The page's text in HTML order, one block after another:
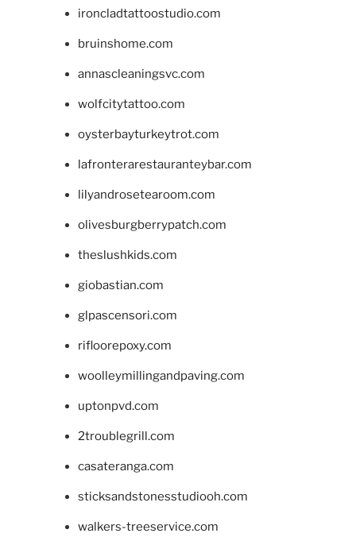
ironcladtattoostudio.com
bruinshome.com
annascleaningsvc.com
wolfcitytattoo.com
oysterbayturkeytrot.com
lafronterarestauranteybar.com
lilyandrosetearoom.com
olivesburgberrypatch.com
theslushkids.com
giobastian.com
glpascensori.com
rifloorepoxy.com
woolleymillingandpaving.com
uptonpvd.com
2troublegrill.com
casateranga.com
sticksandstonesstudiooh.com
walkers-treeservice.com